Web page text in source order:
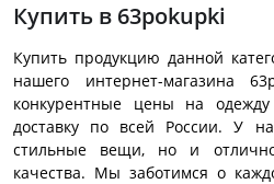
Купить в 63pokupki
Купить продукцию данной
нашего интернет-магазина
конкурентные цены на
доставку по всей России. У
стильные вещи, но и
качества. Мы заботимся о